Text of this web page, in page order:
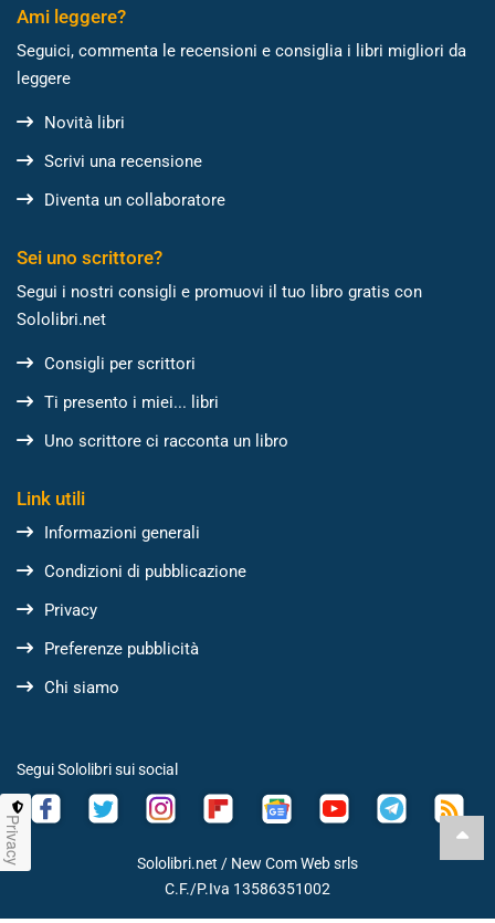
Ami leggere?
Seguici, commenta le recensioni e consiglia i libri migliori da
leggere
Novità libri
Scrivi una recensione
Diventa un collaboratore
Sei uno scrittore?
Segui i nostri consigli e promuovi il tuo libro gratis con
Sololibri.net
Consigli per scrittori
Ti presento i miei... libri
Uno scrittore ci racconta un libro
Link utili
Informazioni generali
Condizioni di pubblicazione
Privacy
Preferenze pubblicità
Chi siamo
Segui Sololibri sui social
Sololibri.net / New Com Web srls
C.F./P.Iva 13586351002
Privacy